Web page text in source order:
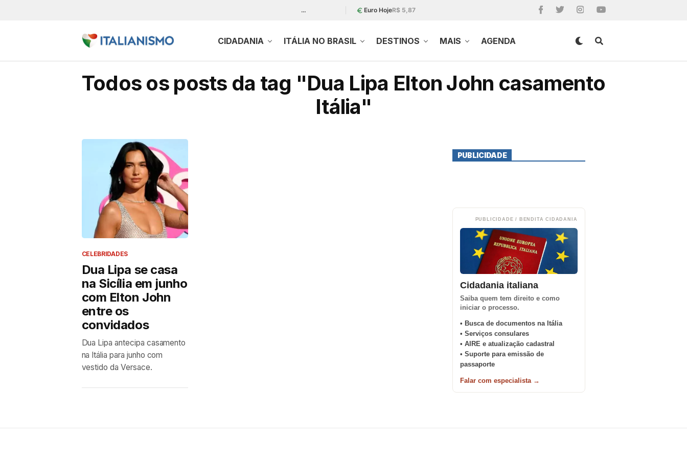
… Euro HojeR$ 5,87
CIDADANIA ITÁLIA NO BRASIL DESTINOS MAIS AGENDA
Todos os posts da tag "Dua Lipa Elton John casamento
Itália"
CELEBRIDADES
Dua Lipa se casa
na Sicília em junho
com Elton John
entre os
convidados
Dua Lipa antecipa casamento
na Itália para junho com
vestido da Versace.
PUBLICIDADE
PUBLICIDADE / BENDITA CIDADANIA
Cidadania italiana
Saiba quem tem direito e como
iniciar o processo.
• Busca de documentos na Itália
• Serviços consulares
• AIRE e atualização cadastral
• Suporte para emissão de
passaporte
Falar com especialista →